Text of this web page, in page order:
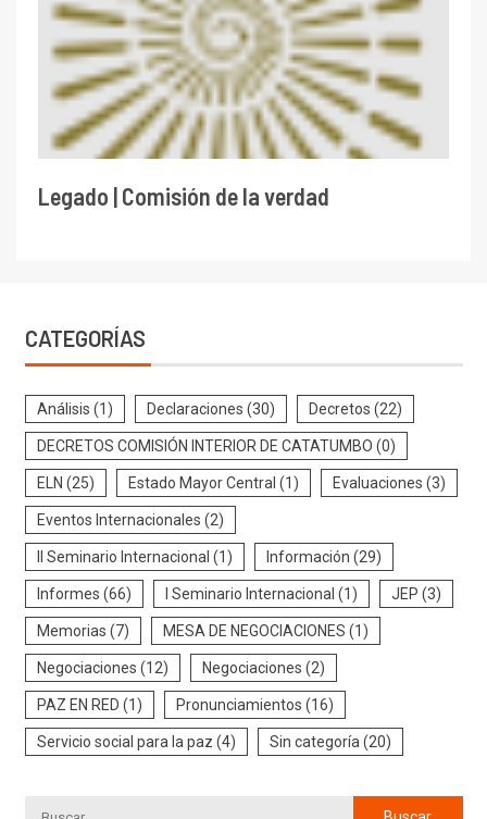
Legado | Comisión de la verdad
CATEGORÍAS
Análisis (1) Declaraciones (30) Decretos (22)
DECRETOS COMISIÓN INTERIOR DE CATATUMBO (0)
ELN (25) Estado Mayor Central (1) Evaluaciones (3)
Eventos Internacionales (2)
II Seminario Internacional (1) Información (29)
Informes (66) I Seminario Internacional (1) JEP (3)
Memorias (7) MESA DE NEGOCIACIONES (1)
Negociaciones (12) Negociaciones (2)
PAZ EN RED (1) Pronunciamientos (16)
Servicio social para la paz (4) Sin categoría(20)